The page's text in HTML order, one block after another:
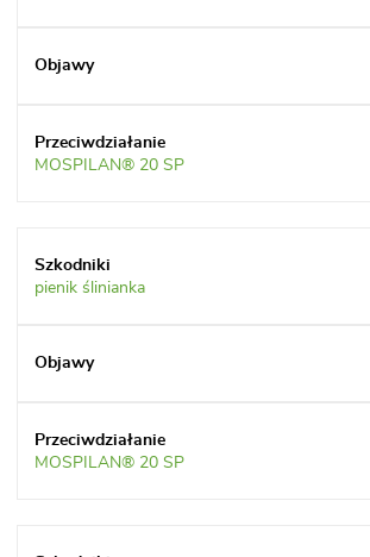
MOSPILAN® 20 SP
pienik ślinianka
MOSPILAN® 20 SP